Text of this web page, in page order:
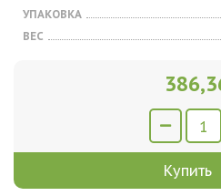
УПАКОВКА
ВЕС
Купить